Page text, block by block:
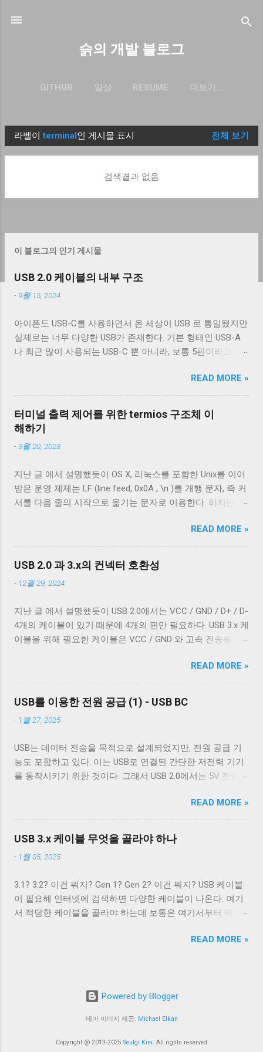
슭의 개발 블로그
GITHUB 일상 RESUME 더보기…
글
라벨이terminal인 게시물 표시 전체 보기
검색결과 없음
이 블로그의 인기 게시물
USB 2.0 케이블의 내부 구조
- 9월 15, 2024
아이폰도 USB-C를 사용하면서 온 세상이 USB 로 통일됐지만
실제로는 너무 다양한 USB가 존재한다. 기본 형태인 USB-A
나 최근 많이 사용되는 USB-C 뿐 아니라, 보통 5핀이라고 불
그래도 컨넥터는 모양이 다르기 때문에 쉽게 구분할 수 있는
데 케이블은 답이 없다. 겉으로는 똑같아 보이는 케이블이라
도 어떤 케이블은 데이터 통신이 안 되고 어떤 케이블은 데이
터 통신이 가능하다. 이런 차이는 케이블 내부 구성에 따라 발
생한다. 이번 글에서는 USB 2.0 케이블의 내부를 통해 USB 케
이블에 대해 자세히 알아보겠다. Micro-B 케이블의 편조 차폐
2.0 케이블의 피복을 벗겨낸 것이다. 절연체 아래로 금속 선이
있는 것을 알 수 있다. 이 선들은 금속 선이지만 전선은 아니
다. 이 선은 전자기 차폐를 목적으로 들어간 금속 선이다. 실
는 두 종류의 차폐가 사용됐다. 하나는 얇은 금속 호일이고,
다른 하나는 얇은 도체의 가닥으로 이루어져 있다. 전자는 보
통 호일 차폐(Foil Shielding)라고 부르고 후자는 편조 차폐
다. 보통 편조 차폐가 저주파수 전자기파를 차단하는 것에 효
과적이고, 호일 차폐가 고주파수 전자기파를 차단하는 데 효
과적이다. USB 3.0의 고속 전송 케이블은 이 두 차폐를 사용하
항이다. 하지만 어지간한 싸구려 케이블을 쓰지 않는 한 요즘
이블이 ...
READ MORE »
터미널 출력 제어를 위한 termios 구조체 이
해하기
-3월 20, 2023
지난 글 에서 설명했듯이 OS X, 리눅스를 포함한 Unix를 이어
받은 운영 체제는 LF (line feed, 0x0A , \n )를 개행 문자, 즉 커
서를 다음 줄의 시작으로 옮기는 문자로 이용한다. 하지만 표
커서를 줄의 처음으로 이동하지 않는다. 파일을 항상 운영 체
제에 종속적인 애플리케이션을 통해서만 접근한다면 표준과
다른 동작은 문제되지 않는다. 하지만 파일과 입출력의 구분
이 없는 유닉스 계열에서 파일과 프로세스의 입출력이 상호
작용할 때 이 차이는 문제될 수 있다. 이 차이를 다루기 위해
하기 위한 플래그가 POSIX.1 표준이 정의 하는 termios 구조
체의 c_oflag 다. c_oflag 는 터미널이 받은 문자를 출력하기
전에 어떤 후처리를 할지에 대한 플래그다. c_oflag에서 가장
말지에 대한 플래그로 OPOST 가 꺼져있으면 다른 플래그와
상관없이 터미널은 받은 문자열을 그대로 보여준다. 이 플래
그를 끄는 경우는 거의 없다. 하지만 터미널을 텍스트를 보여
서 원하는대로 동작할 수 있게 해주는 플래그는 ONLCR 이다.
ONLCR 이 켜져 있으면 터미널은 출력을 해석할 때 NL 을
CRNL 로 해석한다. 즉, Unix에서도 ONLCR 이 꺼져있다면, LF
위치의 다음 줄로 이동한다. Unix 계열 운영 체제에서 윈도우
할 수 있다. 이외에도 구형 Mac OS 처럼 동작하게 해주는
OCRNL 플래그나 탭문자( 0x09 , \t )를...
READ MORE »
USB 2.0 과 3.x의 컨넥터 호환성
- 12월 29, 2024
지난 글 에서 설명했듯이 USB 2.0에서는 VCC / GND / D+ / D-
4개의 케이블이 있기 때문에 4개의 핀만 필요하다. USB 3.x 케
이블을 위해 필요한 케이블은 VCC / GND 와 고속 전송을 위
에 대한 자세한 설명은 다음 기회에 하도록 하겠다.) 그리고
혹시 차폐에 쌓여있을 수 있는 노이즈를 접지로 보내 안전하
게 제거하기 위한 GND_DRAIN 케이블까지 총 7개의 케이블
이 사용된다. 이 중 VCC 와 GND 는 USB 2.0에서 사용하는 선
과 공유하기 때문에 새로운 5개의 선이 더 필요하다. 이미지
결하기 위해 USB 3.0 표준은 새로운 모양의 Type B 컨넥터를
도입했다. 기존 Type B 컨넥터는 4개의 핀만을 가지고 있고
확장할 수 없는 구조로 돼있기 때문이다. 따라서 Type B 컨넥
USB 3.0 케이블인지 쉽게 구분할 수 있다. 하지만 Type A 컨넥
터나 Type C 컨넥터는 상황이 다르다. 상하 대칭으로 24개의
핀을 가져 최대 12개의 선을 연결할 수 있는 Type C 컨넥터는
야 한다. 그렇지 않으면 다음과 같이 Type C - Type C 케이블
이지만 최대 전송 속도가 480 Mbps인 케이블을 만나게 된다.
USB 2.0 Type C 케이블도 존재한다. Type A 컨넥터는 상황이
설계됐다. 하지만 Type B와는 다르게 Type A 컨넥터는 너무
READ MORE »
USB를 이용한 전원 공급 (1) - USB BC
- 1월 27, 2025
USB는 데이터 전송을 목적으로 설계되었지만, 전원 공급 기
능도 포함하고 있다. 이는 USB로 연결된 간단한 저전력 기기
를 동작시키기 위한 것이다. 그래서 USB 2.0에서는 5V 전압과
가능하다. 하지만 이 스펙은 어디까지나 USB를 통한 데이터
통신을 하는 데 필요한 디바이스를 동작시키기 위함이지,
USB를 전원 공급을 위해 이용하려는 목적은 아니었다. 따라
서 저전력 기기가 아닌 외장 하드 같은 디바이스는 별도의 전
원 공급을 필요로 했고, USB를 통한 전원 충전은 USB가 본래
지만 iPod을 비롯한 많은 MP3 플레이어나 PMP 플레이어들
이 이를 이용한 충전 기능을 가지고 나왔다. 어차피 데이터 통
신을 위해 USB 포트가 필요하니 별도의 충전 포트를 만드는
게 만들 수 있었기 때문이다. 결국 브랜드마다 독자적인 USB
표준의 영역으로 가지고 왔다. SDP DCP CDP 데이터 전송 가
능 데이터 전송 불가 데이터 전송 가능 최대 0.5A(USB 2.0) 최
D+/D- 쇼트 D+/D- 라인에 독립적으로 전압을 가해 핸드셰이
READ MORE »
USB 3.x 케이블 무엇을 골라야 하나
- 1월 05, 2025
3.1? 3.2? 이건 뭐지? Gen 1? Gen 2? 이건 뭐지? USB 케이블
이 필요해 인터넷에 검색하면 다양한 케이블이 나온다. 여기
서 적당한 케이블을 골라야 하는데 보통은 여기서부터 막막
무슨 차이가 있을까? 3.2 Gen 1은 3.1 Gen 2보다 좋은 것일
보다 발전된 것으로 보인다. 하지만 USB 3.2에서 규정하는 모
은 아니다. 그 이유는 이들 표준이 이전 버전을 포함하는 방식
으로 설계됐기 때문이다. 예를 들어, USB 3.1 표준은 USB 3.0
READ MORE »
Powered by Blogger
테마 이미지 제공: Michael Elkan
Copyright @ 2013-2025 Seulgi Kim. All rights reserved